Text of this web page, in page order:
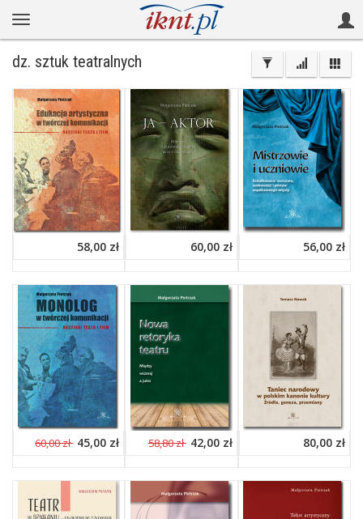
dz. sztuk teatralnych
58,00 zł 60,00 zł 56,00 zł
60,00 zł 45,00 zł 58,80 zł 42,00 zł 80,00 zł